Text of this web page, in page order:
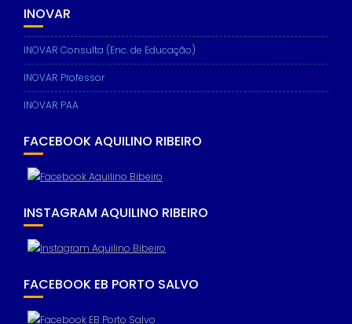
INOVAR
INOVAR Consulta (Enc. de Educação)
INOVAR Professor
INOVAR PAA
FACEBOOK AQUILINO RIBEIRO
INSTAGRAM AQUILINO RIBEIRO
FACEBOOK EB PORTO SALVO